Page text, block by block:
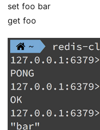
set foo bar
get foo